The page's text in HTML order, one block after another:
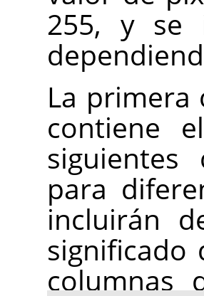
255, y se
La primera
contiene
para
incluirán
significado
columnas